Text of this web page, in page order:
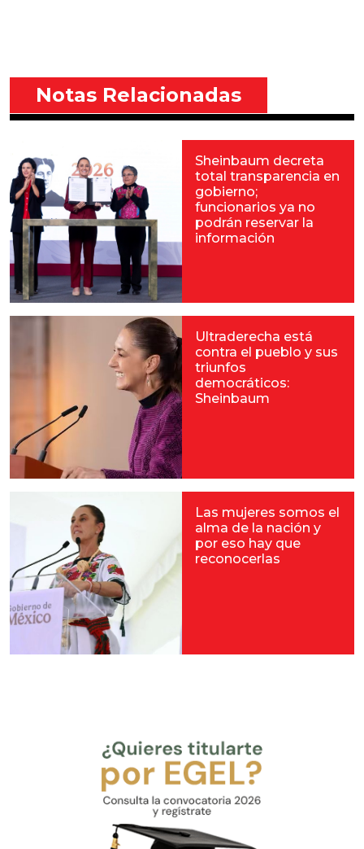
Notas Relacionadas
Sheinbaum decreta
total transparencia en
gobierno;
funcionarios ya no
podrán reservar la
información
Ultraderecha está
contra el pueblo y sus
triunfos
democráticos:
Sheinbaum
Las mujeres somos el
alma de la nación y
por eso hay que
reconocerlas